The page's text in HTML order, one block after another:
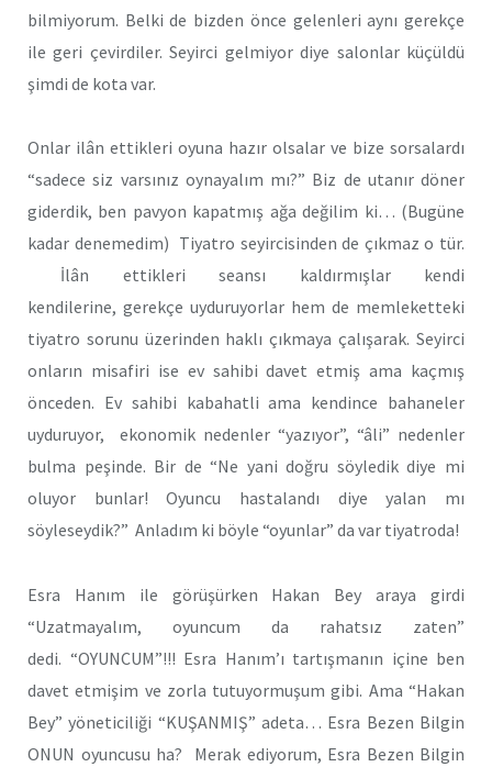
bilmiyorum. Belki de bizden önce gelenleri aynı gerekçe
ile geri çevirdiler. Seyirci gelmiyor diye salonlar küçüldü
şimdi de kota var.
Onlar ilân ettikleri oyuna hazır olsalar ve bize sorsalardı
“sadece siz varsınız oynayalım mı?” Biz de utanır döner
giderdik, ben pavyon kapatmış ağa değilim ki… (Bugüne
kadar denemedim) Tiyatro seyircisinden de çıkmaz o tür.
İlân ettikleri seansı kaldırmışlar kendi
kendilerine, gerekçe uyduruyorlar hem de memleketteki
tiyatro sorunu üzerinden haklı çıkmaya çalışarak. Seyirci
onların misafiri ise ev sahibi davet etmiş ama kaçmış
önceden. Ev sahibi kabahatli ama kendince bahaneler
uyduruyor, ekonomik nedenler “yazıyor”, “âli” nedenler
bulma peşinde. Bir de “Ne yani doğru söyledik diye mi
oluyor bunlar! Oyuncu hastalandı diye yalan mı
söyleseydik?” Anladım ki böyle “oyunlar” da var tiyatroda!
Esra Hanım ile görüşürken Hakan Bey araya girdi
“Uzatmayalım, oyuncum da rahatsız zaten”
dedi. “OYUNCUM”!!! Esra Hanım’ı tartışmanın içine ben
davet etmişim ve zorla tutuyormuşum gibi. Ama “Hakan
Bey” yöneticiliği “KUŞANMIŞ” adeta… Esra Bezen Bilgin
ONUN oyuncusu ha? Merak ediyorum, Esra Bezen Bilgin